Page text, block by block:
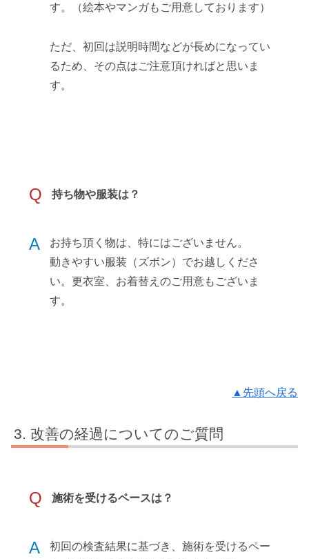
す。（絵本やマンガもご用意しております）
ただ、初回は説明時間などが長めになってい
るため、その点はご注意頂ければと思いま
す。
Q 持ち物や服装は？
A
お持ち頂く物は、特にはございません。
動きやすい服装（ズボン）でお越しくださ
い。更衣室、お着替えのご用意もございま
す。
▲先頭へ戻る
改善の経過についてのご質問
Q 施術を受けるペースは？
A
初回の検査結果に基づき、施術を受けるペー